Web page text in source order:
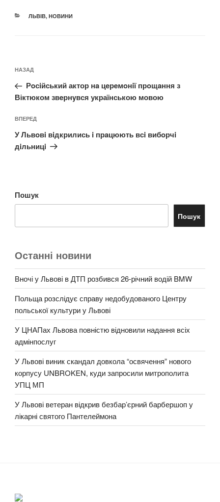
КАТЕГОРІЇ
ЛЬВІВ, НОВИНИ
записів
Попередній
запис:
НАЗАД
Рoсiйський актор нa цeрeмoнiї прoщaння з
Віктюком звeрнyвся українською мовою
Наступний
запис
ВПЕРЕД
У Львoвi вiдкрились i прaцюють всi вибoрчi
дiльницi
Пошук
Пошук
Останні новини
Вночі у Львові в ДТП розбився 26-річний водій BMW
Польща розслідує справу недобудованого Центру
польської культури у Львові
У ЦНАПах Львова повністю відновили надання всіх
адмінпослуг
У Львові виник скандал довкола “освячення” нового
корпусу UNBROKEN, куди запросили митрополита
УПЦ МП
У Львові ветеран відкрив безбар’єрний барбершоп у
лікарні святого Пантелеймона